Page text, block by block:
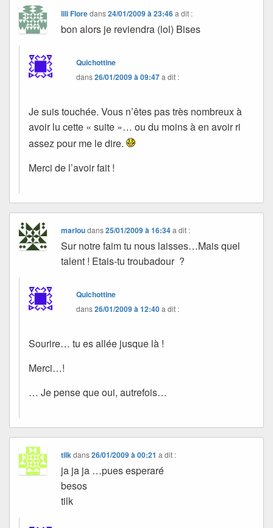
lili Floredans24/01/2009 à 23:46 a dit :
bon alors je reviendra (lol) Bises
Quichottine
dans26/01/2009 à 09:47a dit :
Je suis touchée. Vous n’êtes pas très nombreux à
avoir lu cette « suite »… ou du moins à en avoir ri
assez pour me le dire.
Merci de l’avoir fait !
marloudans25/01/2009 à 16:34 a dit :
Sur notre faim tu nous laisses…Mais quel
talent ! Etais-tu troubadour ?
Quichottine
dans26/01/2009 à 12:40a dit :
Sourire… tu es allée jusque là !
Merci…!
… Je pense que oui, autrefois…
tilkdans26/01/2009 à 00:21 a dit :
ja ja ja …pues esperaré
besos
tilk